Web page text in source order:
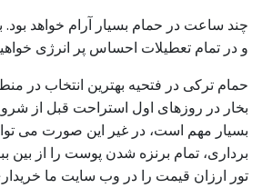
چند ساعت در حمام بسیار آرام خواهد بود.
و در تمام تعطیلات احساس پر انرژی
حمام ترکی در فتحیه بهترین انتخاب در
بخار در روزهای اول استراحت قبل از
بسیار مهم است، در غیر این صورت می
برداری، تمام برنزه شدن پوست را از بین
تور ارزان قیمت را در وب سایت ما